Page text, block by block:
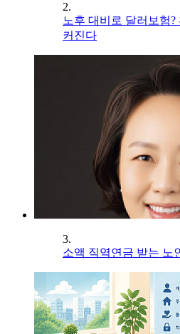
2.
노후 대비로 달러보험
커진다
3.
소액 직역연금 받는 노